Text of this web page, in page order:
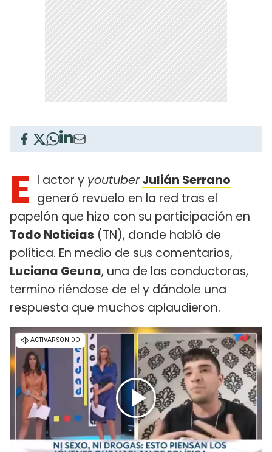
E l actor y youtuberJulián Serrano
generó revuelo en la red tras el
papelón que hizo con su participación en
Todo Noticias (TN), donde habló de
política. En medio de sus comentarios,
Luciana Geuna, una de las conductoras,
termino riéndose de el y dándole una
respuesta que muchos aplaudieron.